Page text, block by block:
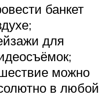
банкет
для
можно
в любой